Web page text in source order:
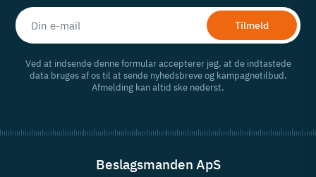
Tilmeld
Ved at indsende denne formular accepterer jeg, at de indtastede
data bruges af os til at sende nyhedsbreve og kampagnetilbud.
Afmelding kan altid ske nederst.
Beslagsmanden ApS